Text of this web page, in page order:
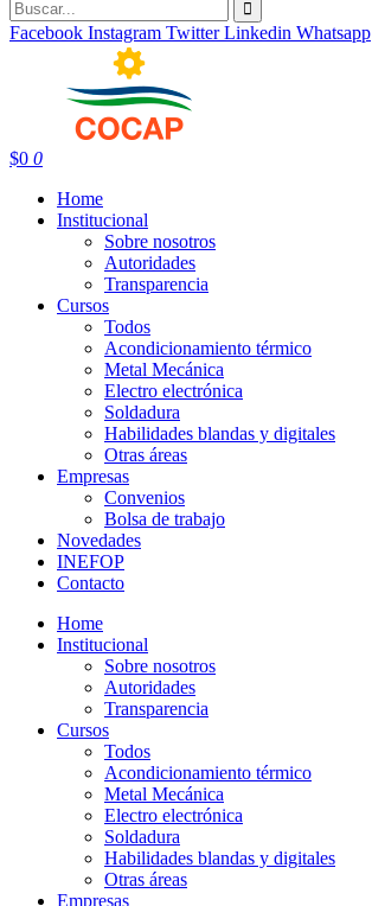
Facebook Instagram Twitter Linkedin Whatsapp
$0 0
Home
Institucional
Sobre nosotros
Autoridades
Transparencia
Cursos
Todos
Acondicionamiento térmico
Metal Mecánica
Electro electrónica
Soldadura
Habilidades blandas y digitales
Otras áreas
Empresas
Convenios
Bolsa de trabajo
Novedades
INEFOP
Contacto
Home
Institucional
Sobre nosotros
Autoridades
Transparencia
Cursos
Todos
Acondicionamiento térmico
Metal Mecánica
Electro electrónica
Soldadura
Habilidades blandas y digitales
Otras áreas
Empresas